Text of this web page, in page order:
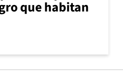
que habitan